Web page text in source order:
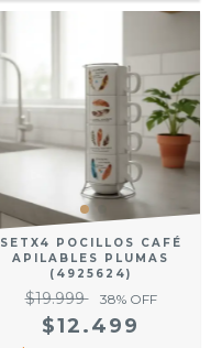
SETX4 POCILLOS CAFÉ
APILABLES PLUMAS
(4925624)
$19.999 38% OFF
$12.499